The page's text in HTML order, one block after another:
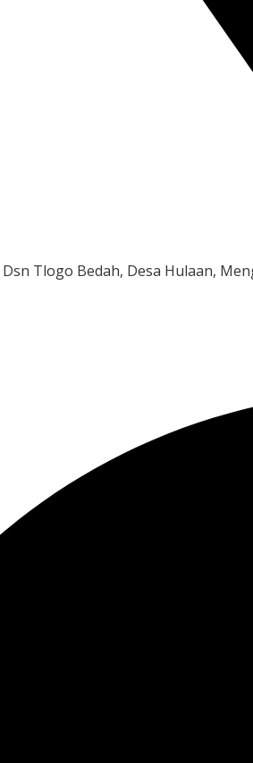
Tlogo Bedah, Desa Hulaan,